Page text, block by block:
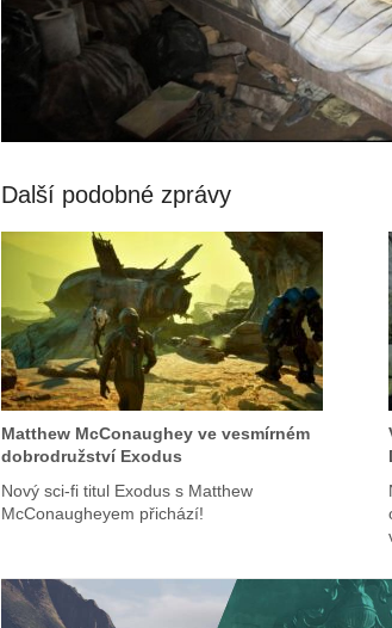
Další podobné zprávy
Matthew McConaughey ve vesmírném
dobrodružství Exodus
Nový sci-fi titul Exodus s Matthew
McConaugheyem přichází!